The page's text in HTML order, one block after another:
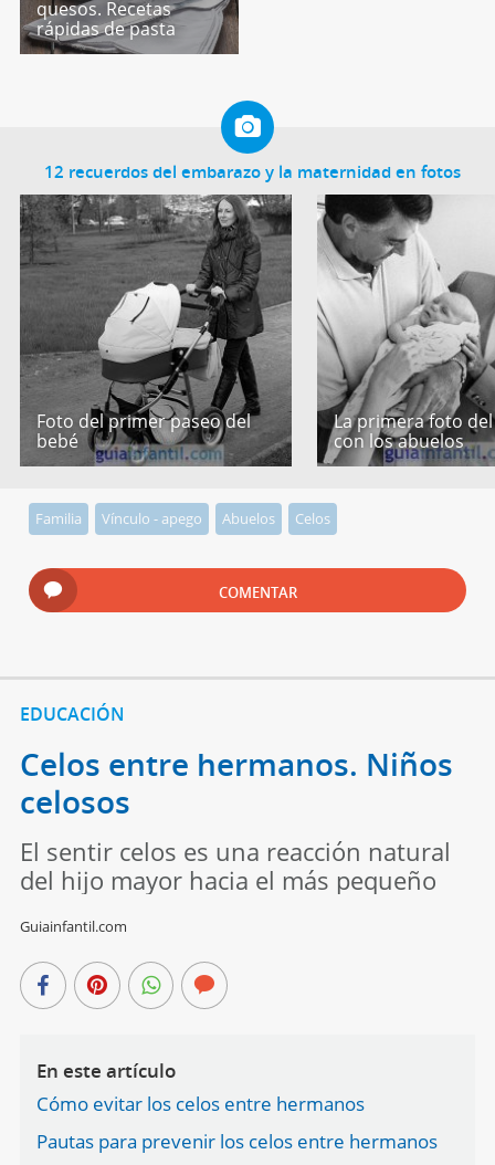
quesos. Recetas
rápidas de pasta
12 recuerdos del embarazo y la maternidad en fotos
Foto del primer paseo del
bebé
La primera foto
con los abuelos
Familia Vínculo - apego Abuelos Celos
COMENTAR
EDUCACIÓN
Celos entre hermanos. Niños
celosos
El sentir celos es una reacción natural
del hijo mayor hacia el más pequeño
Guiainfantil.com
En este artículo
Cómo evitar los celos entre hermanos
Pautas para prevenir los celos entre hermanos